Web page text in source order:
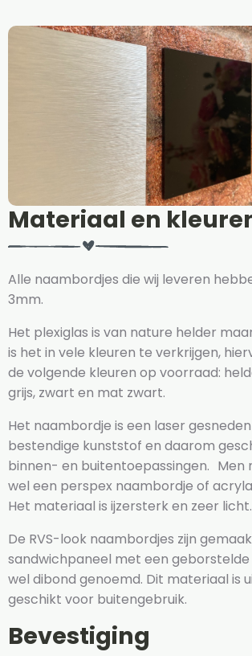
Materiaal en
Alle naambordjes die wij leveren
3mm.
Het plexiglas is van nature helder
is het in vele kleuren te verkrijgen,
de volgende kleuren op voorraad:
grijs, zwart en mat zwart.
Het naambordje is een laser
bestendige kunststof en daarom
binnen- en buitentoepassingen. Men
wel een perspex naambordje of
Het materiaal is ijzersterk en zeer licht.
De RVS-look naambordjes zijn
sandwichpaneel met een
wel dibond genoemd. Dit materiaal is
geschikt voor buitengebruik.
Bevestiging